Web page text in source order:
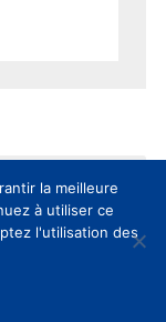
la meilleure
à utiliser ce
l'utilisation des